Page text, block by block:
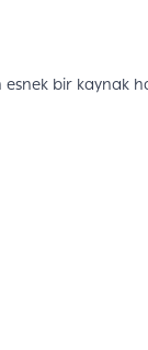
esnek bir kaynak